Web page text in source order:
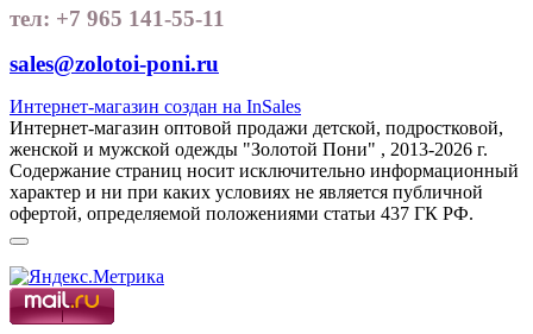
тел: +7 965 141-55-11
sales@zolotoi-poni.ru
Интернет-магазин создан на InSales
Интернет-магазин оптовой продажи детской, подростковой,
женской и мужской одежды "Золотой Пони" , 2013-2026 г.
Содержание страниц носит исключительно информационный
характер и ни при каких условиях не является публичной
офертой, определяемой положениями статьи 437 ГК РФ.